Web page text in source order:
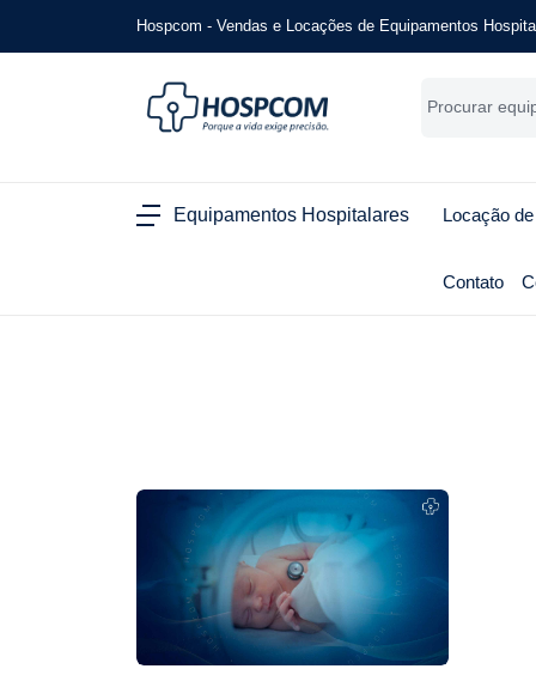
Hospcom - Vendas e Locações de Equipamentos
Equipamentos Hospitalares Locação
Contato